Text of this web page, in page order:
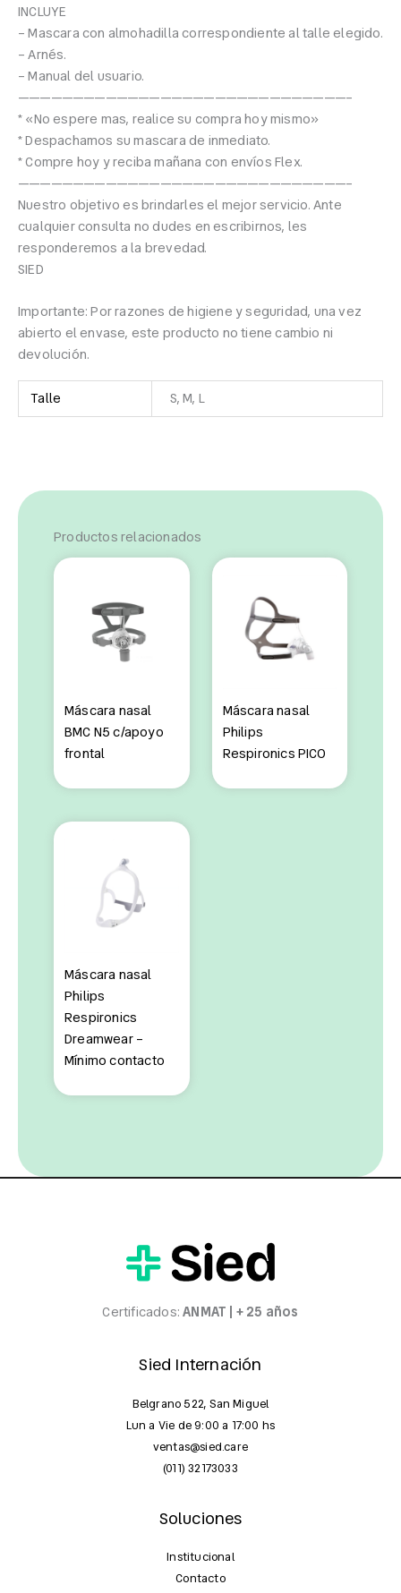
INCLUYE
– Mascara con almohadilla correspondiente al talle elegido.
– Arnés.
– Manual del usuario.
——————————————————————————————–
* «No espere mas, realice su compra hoy mismo»
* Despachamos su mascara de inmediato.
* Compre hoy y reciba mañana con envíos Flex.
——————————————————————————————–
Nuestro objetivo es brindarles el mejor servicio. Ante
cualquier consulta no dudes en escribirnos, les
responderemos a la brevedad.
SIED
Importante: Por razones de higiene y seguridad, una vez
abierto el envase, este producto no tiene cambio ni
devolución.
Talle S, M, L
Productos relacionados
Máscara nasal
BMC N5 c/apoyo
frontal
Máscara nasal
Philips
Respironics PICO
Máscara nasal
Philips
Respironics
Dreamwear –
Mínimo contacto
Certificados:ANMAT | + 25 años
Sied Internación
Belgrano 522, San Miguel
Lun a Vie de 9:00 a 17:00 hs
ventas@sied.care
(011) 32173033
Soluciones
Institucional
Contacto